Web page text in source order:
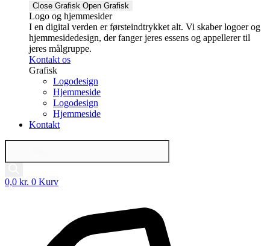
Close Grafisk Open Grafisk
Logo og hjemmesider
I en digital verden er førsteindtrykket alt. Vi skaber logoer og
hjemmesidedesign, der fanger jeres essens og appellerer til
jeres målgruppe.
Kontakt os
Grafisk
Logodesign
Hjemmeside
Logodesign
Hjemmeside
Kontakt
Products
0,0 kr. 0 Kurv